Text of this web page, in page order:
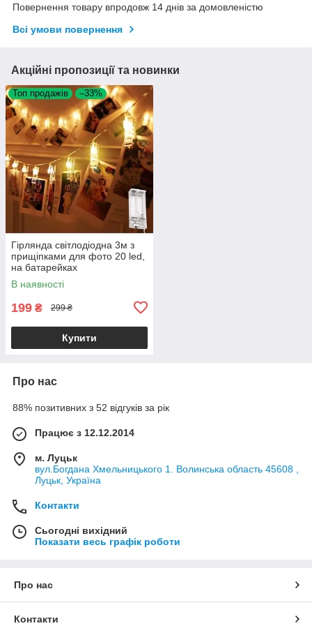
Повернення товару впродовж 14 днів за домовленістю
Всі умови повернення
Акційні пропозиції та новинки
Топ продажів –33%
Гірлянда світлодіодна 3м з
прищіпками для фото 20 led,
на батарейках
В наявності
199 ₴ 299 ₴
Купити
Про нас
88% позитивних з 52 відгуків за рік
Працює з 12.12.2014
м. Луцьк
вул.Богдана Хмельницького 1. Волинська область 45608 ,
Луцьк, Україна
Контакти
Сьогодні вихідний
Показати весь графік роботи
Про нас
Контакти